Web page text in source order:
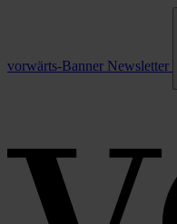
vorwärts-Banner Newsletter